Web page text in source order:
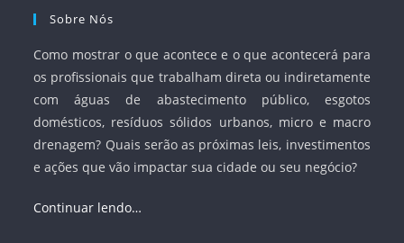
Sobre Nós
Como mostrar o que acontece e o que acontecerá para
os profissionais que trabalham direta ou indiretamente
com águas de abastecimento público, esgotos
domésticos, resíduos sólidos urbanos, micro e macro
drenagem? Quais serão as próximas leis, investimentos
e ações que vão impactar sua cidade ou seu negócio?
Continuar lendo…